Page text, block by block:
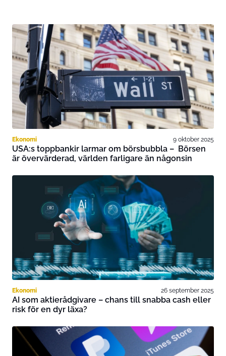
Ekonomi 9 oktober 2025
USA:s toppbankir larmar om börsbubbla – Börsen
är övervärderad, världen farligare än någonsin
Ekonomi 26 september 2025
AI som aktierådgivare – chans till snabba cash eller
risk för en dyr läxa?